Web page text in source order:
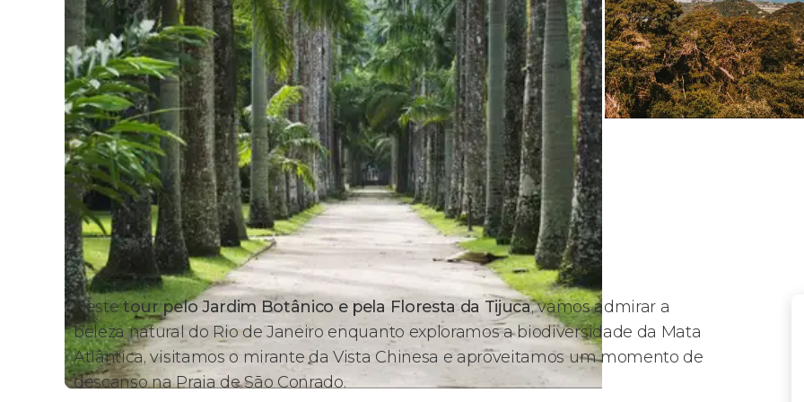
Nestetour pelo Jardim Botânico e pela Floresta da Tijuca, vamos admirar a
beleza natural do Rio de Janeiro enquanto exploramos a biodiversidade da Mata
Atlântica, visitamos o mirante da Vista Chinesa e aproveitamos um momento de
descanso na Praia de São Conrado.